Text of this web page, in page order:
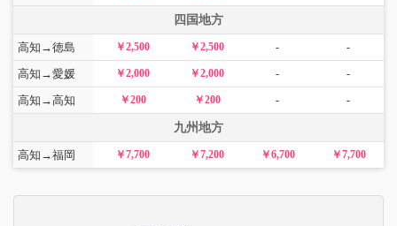
四国地方
高知→徳島 ￥2,500 ￥2,500 - -
高知→愛媛 ￥2,000 ￥2,000 - -
高知→高知 ￥200 ￥200 - -
九州地方
高知→福岡 ￥7,700 ￥7,200 ￥6,700 ￥7,700